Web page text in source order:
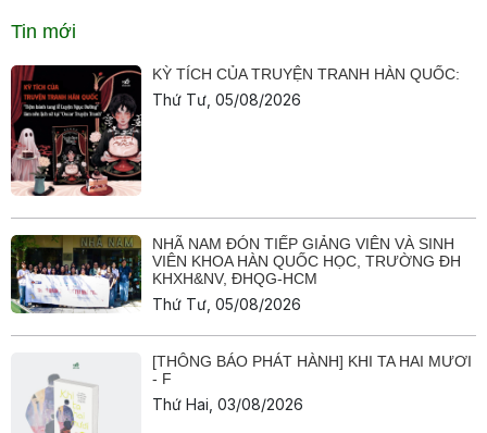
Tin mới
KỲ TÍCH CỦA TRUYỆN TRANH HÀN QUỐC:
Thứ Tư, 05/08/2026
NHÃ NAM ĐÓN TIẾP GIẢNG VIÊN VÀ SINH
VIÊN KHOA HÀN QUỐC HỌC, TRƯỜNG ĐH
KHXH&NV, ĐHQG-HCM
Thứ Tư, 05/08/2026
[THÔNG BÁO PHÁT HÀNH] KHI TA HAI MƯƠI
- F
Thứ Hai, 03/08/2026